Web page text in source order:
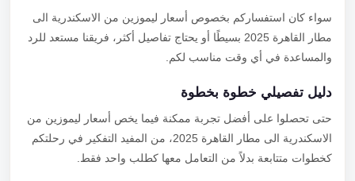
سواء كان استفساركم بخصوص أسعار ليموزين من الاسكندرية الى
مطار القاهرة 2025 بسيطًا أو يحتاج تفاصيل أكثر، فريقنا مستعد للرد
والمساعدة في أي وقت مناسب لكم.
دليل تفصيلي خطوة بخطوة
حتى تحصلوا على أفضل تجربة ممكنة فيما يخص أسعار ليموزين من
الاسكندرية الى مطار القاهرة 2025، من المفيد التفكير في رحلتكم
كخطوات متتابعة بدلاً من التعامل معها كطلب واحد فقط.